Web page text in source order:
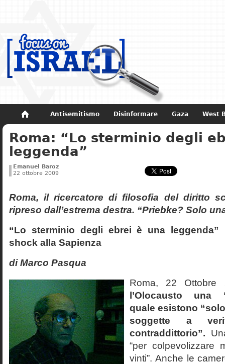
Antisemitismo Disinformare Gaza West
Non dimenticare Storia di Israele
Roma: “Lo sterminio degli
leggenda”
Emanuel Baroz
22 ottobre 2009
Roma, il ricercatore di filosofia del diritto
ripreso dall’estrema destra. “Priebke? Solo
“Lo sterminio degli ebrei è una leggenda”
shock alla Sapienza
di Marco Pasqua
Roma, 22
l’Olocausto una
quale esistono
soggette a
contraddittorio”.
“per colpevolizzare
vinti”. Anche le